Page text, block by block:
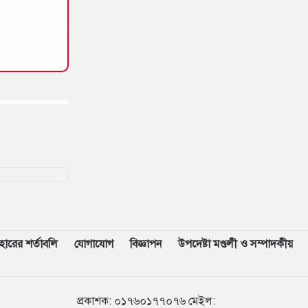
শর্তাবলি যোগাযোগ বিজ্ঞাপন উপদেষ্টা মণ্ডলী ও সম্পাদকীয়
প্রকাশক: ০১৭৬০১৭৭০৭৬ মেইল: